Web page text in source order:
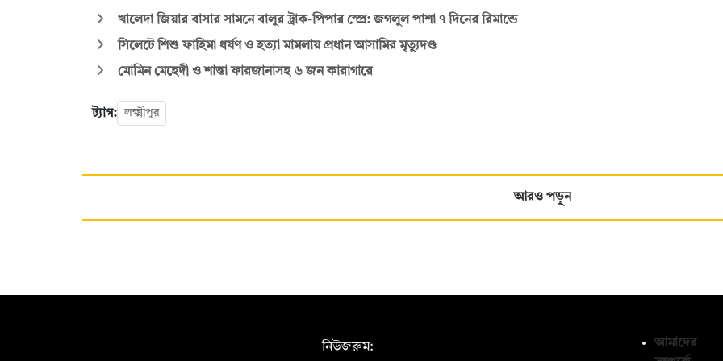
খালেদা জিয়ার বাসার সামনে বালুর ট্রাক-পিপার স্প্রে: জগলুল পাশা ৭ দিনের রিমান্ডে
সিলেটে শিশু ফাহিমা ধর্ষণ ও হত্যা মামলায় প্রধান আসামির মৃত্যুদণ্ড
মোমিন মেহেদী ও শান্তা ফারজানাসহ ৬ জন কারাগারে
ট্যাগ: লক্ষ্মীপুর
আরও পড়ুন
নিউজরুম:
আমাদের